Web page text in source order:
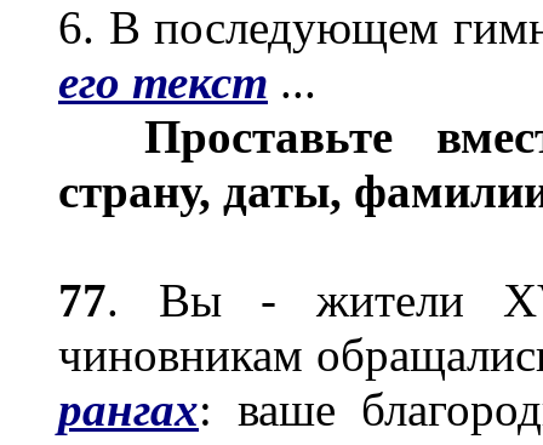
6. В последующем
его текст ...
Проставьте
страну, даты,
77. Вы - жители
чиновникам
рангах: ваше